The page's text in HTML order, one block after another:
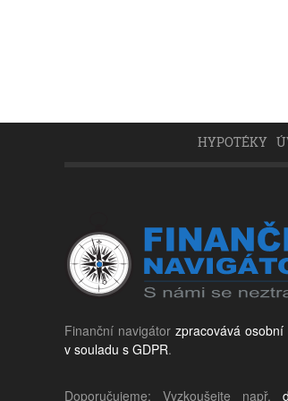
HYPOTÉKY
Finanční navigátorzpracovává osobní
v souladu s GDPR.
Doporučujeme: Vyzkoušejte např.